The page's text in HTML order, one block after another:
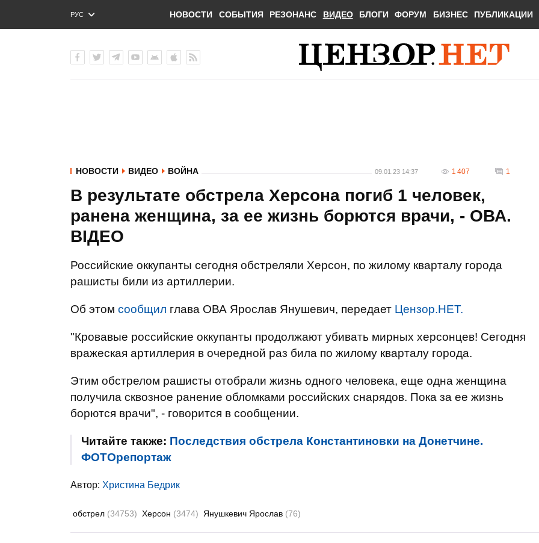
РУС
ENG
НОВОСТИ СОБЫТИЯ РЕЗОНАНС ВИДЕО БЛОГИ ФОРУМ БИЗНЕС ПУБЛИКАЦИИ
НОВОСТИ ВИДЕО ВОЙНА 09.01.23 14:37 1 407 1
В результате обстрела Херсона погиб 1 человек,
ранена женщина, за ее жизнь борются врачи, - ОВА.
ВIДЕО
Российские оккупанты сегодня обстреляли Херсон, по жилому кварталу города
рашисты били из артиллерии.
Об этом сообщил глава ОВА Ярослав Янушевич, передает Цензор.НЕТ.
"Кровавые российские оккупанты продолжают убивать мирных херсонцев! Сегодня
вражеская артиллерия в очередной раз била по жилому кварталу города.
Этим обстрелом рашисты отобрали жизнь одного человека, еще одна женщина
получила сквозное ранение обломками российских снарядов. Пока за ее жизнь
борются врачи", - говорится в сообщении.
Читайте также: Последствия обстрела Константиновки на Донетчине.
ФОТОрепортаж
Автор: Христина Бедрик
обстрел (34753) Херсон (3474) Янушкевич Ярослав (76)